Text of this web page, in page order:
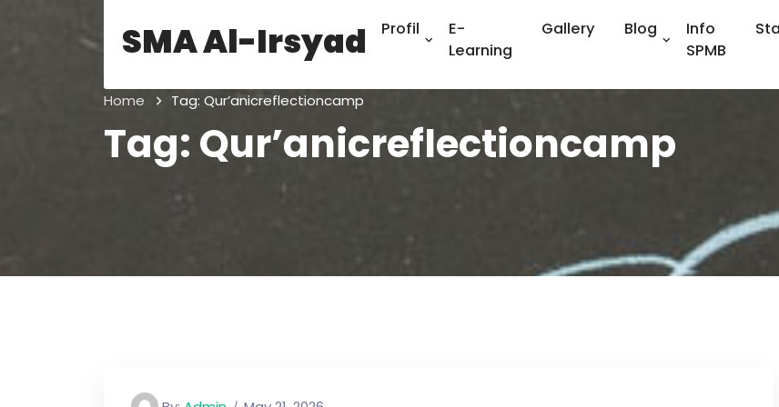
SMA Al-Irsyad Profil
E-
Learning
Gallery Blog
Info
SPMB
Home Tag: Qur’anicreflectioncamp
Tag: Qur’anicreflectioncamp